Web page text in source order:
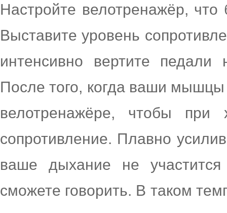
Настройте велотренажёр,
Выставите уровень
интенсивно вертите педали
После того, когда ваши мышцы
велотренажёре, чтобы при
сопротивление. Плавно
ваше дыхание не
сможете говорить. В таком